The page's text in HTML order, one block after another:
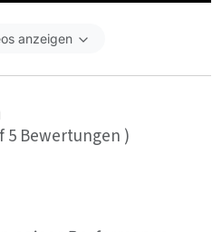
anzeigen
5 Bewertungen )